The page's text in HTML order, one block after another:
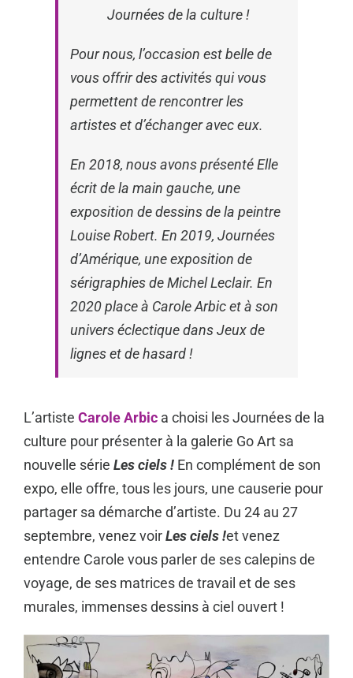
Journées de la culture !
Pour nous, l’occasion est belle de
vous offrir des activités qui vous
permettent de rencontrer les
artistes et d’échanger avec eux.
En 2018, nous avons présentéElle
écrit de la main gauche, une
exposition de dessins de la peintre
Louise Robert. En 2019, Journées
d’Amérique, une exposition de
sérigraphies de Michel Leclair. En
2020 place à Carole Arbic et à son
univers éclectique dansJeux de
lignes et de hasard!
L’artiste Carole Arbic a choisi les Journées de la
culture pour présenter à la galerie Go Art sa
nouvelle série Les ciels ! En complément de son
expo, elle offre, tous les jours, une causerie pour
partager sa démarche d’artiste. Du 24 au 27
septembre, venez voirLes ciels !et venez
entendre Carole vous parler de ses calepins de
voyage, de ses matrices de travail et de ses
murales, immenses dessins à ciel ouvert !